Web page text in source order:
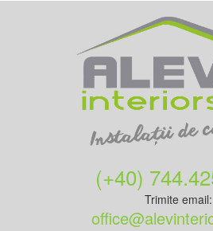
(+40)
Trimite email: